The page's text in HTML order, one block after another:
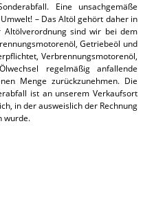
Eine unsachgemäße
– Das Altöl gehört daher in
Altölverordnung sind wir bei dem
Getriebeöl und
Verbrennungsmotorenöl,
regelmäßig anfallende
Menge zurückzunehmen. Die
ist an unserem Verkaufsort
in der ausweislich der Rechnung
wurde.